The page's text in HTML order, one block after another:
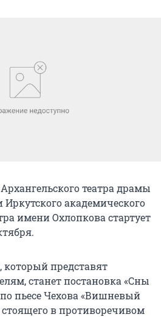
театра драмы
академического
имени Охлопкова стартует
представят
станет постановка «Сны
пьесе Чехова «Вишневый
стоящего в противоречивом